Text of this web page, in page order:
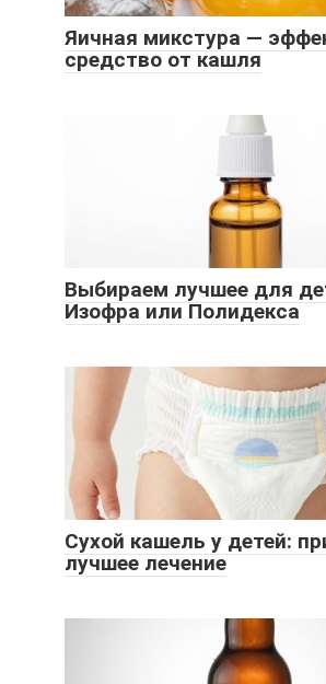
Яичная микстура —
средство от кашля
Выбираем лучшее для
Изофра или Полидекса
Сухой кашель у детей:
лучшее лечение